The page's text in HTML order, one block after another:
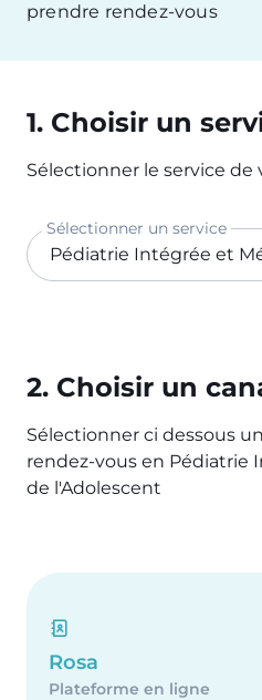
prendre rendez-vous
1. Choisir un
Sélectionner le service de
Sélectionner un service
2. Choisir un
Sélectionner ci dessous
rendez-vous en Pédiatrie
de l'Adolescent
Rosa
Plateforme en ligne